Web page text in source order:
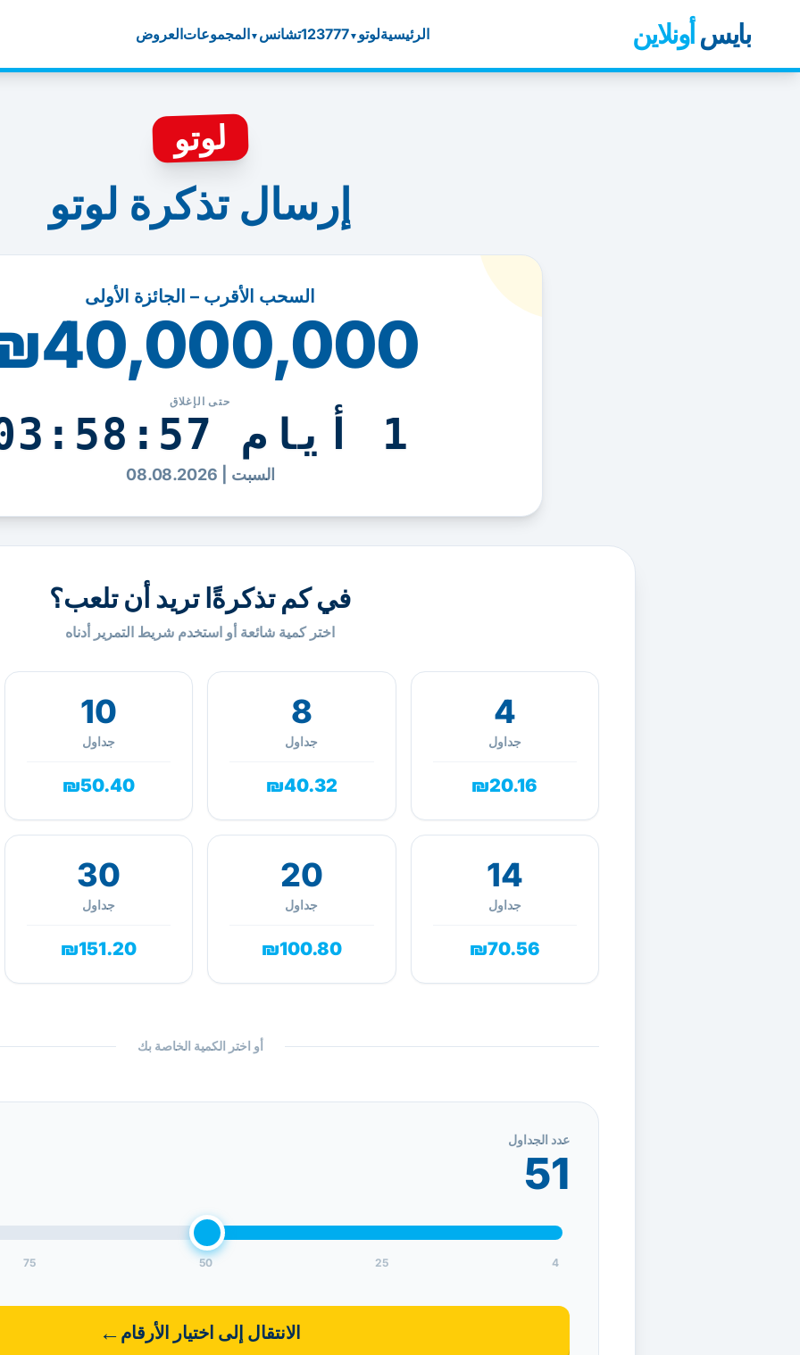
بايس أونلاين الرئيسيةلوتو ▼
777
123تشانس ▼المجموعاتالعروض
لوتو
إرسال تذكرة لوتو
السحب الأقرب – الجائزة الأولى
حتى الإغلاق
1 أيام 03:58:56
السبت | 08.08.2026
في كم تذكرةًا تريد أن تلعب؟
اختر كمية شائعة أو استخدم شريط التمرير أدناه
4
جداول
₪20.16
8
جداول
₪40.32
10
جداول
₪50.40
14
جداول
₪70.56
20
جداول
₪100.80
30
جداول
₪151.20
أو اختر الكمية الخاصة بك
عدد الجداول
51
4
25
50
75
الانتقال إلى اختيار الأرقام ←